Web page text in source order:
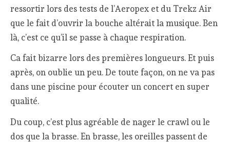
ressortir lors des tests de l’Aeropex et du Trekz Air
que le fait d’ouvrir la bouche altérait la musique. Ben
là, c’est ce qu’il se passe à chaque respiration.
Ca fait bizarre lors des premières longueurs. Et puis
après, on oublie un peu. De toute façon, on ne va pas
dans une piscine pour écouter un concert en super
qualité.
Du coup, c’est plus agréable de nager le crawl ou le
dos que la brasse. En brasse, les oreilles passent de